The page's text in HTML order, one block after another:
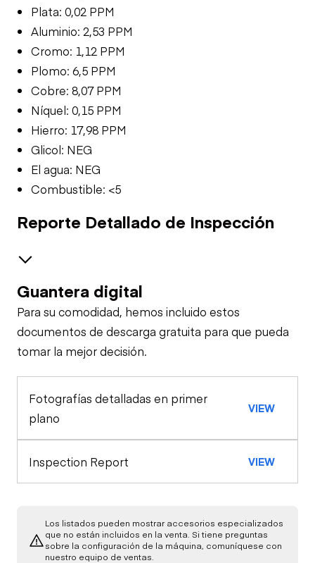
Plata: 0,02 PPM
Aluminio: 2,53 PPM
Cromo: 1,12 PPM
Plomo: 6,5 PPM
Cobre: 8,07 PPM
Níquel: 0,15 PPM
Hierro: 17,98 PPM
Glicol: NEG
El agua: NEG
Combustible: <5
Reporte Detallado de Inspección
Brakes / Tires
Rear Axle
Rear Axle
Cab
Seat Belts
Horn
Gear Selector
Oil Sample Analysis (hydraulic)
Oil Sample Analysis (engine)
General Appearance
A/C Compressor
Underbody
Guantera digital
Para su comodidad, hemos incluido estos
documentos de descarga gratuita para que pueda
tomar la mejor decisión.
Fotografías detalladas en primer
plano
VIEW
Inspection Report VIEW
Los listados pueden mostrar accesorios especializados
que no están incluidos en la venta. Si tiene preguntas
sobre la configuración de la máquina, comuníquese con
nuestro equipo de ventas.